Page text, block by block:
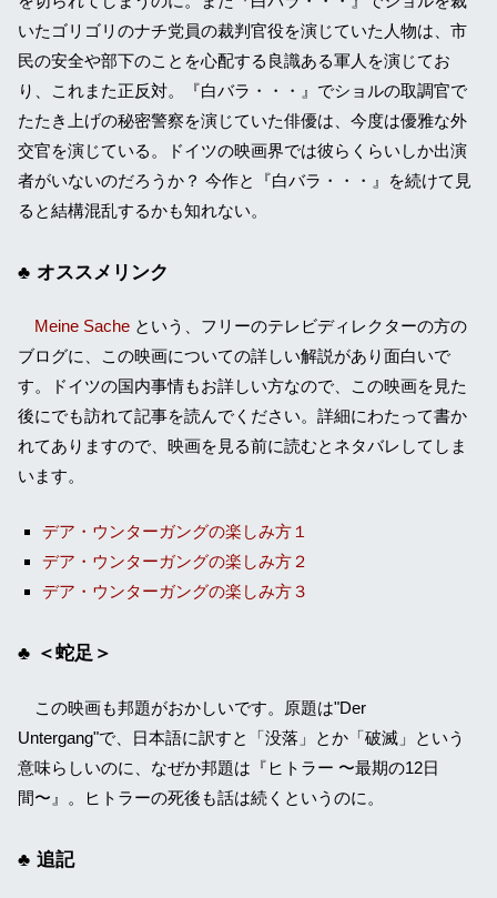
いたゴリゴリのナチ党員の裁判官役を演じていた人物は、市
民の安全や部下のことを心配する良識ある軍人を演じてお
り、これまた正反対。『白バラ・・・』でショルの取調官で
たたき上げの秘密警察を演じていた俳優は、今度は優雅な外
交官を演じている。ドイツの映画界では彼らくらいしか出演
者がいないのだろうか？ 今作と『白バラ・・・』を続けて見
ると結構混乱するかも知れない。
オススメリンク
Meine Sacheという、フリーのテレビディレクターの方の
ブログに、この映画についての詳しい解説があり面白いで
す。ドイツの国内事情もお詳しい方なので、この映画を見た
後にでも訪れて記事を読んでください。詳細にわたって書か
れてありますので、映画を見る前に読むとネタバレしてしま
います。
デア・ウンターガングの楽しみ方１
デア・ウンターガングの楽しみ方２
デア・ウンターガングの楽しみ方３
＜蛇足＞
この映画も邦題がおかしいです。原題は"Der
Untergang"で、日本語に訳すと「没落」とか「破滅」という
意味らしいのに、なぜか邦題は『ヒトラー 〜最期の12日
間〜』。ヒトラーの死後も話は続くというのに。
追記